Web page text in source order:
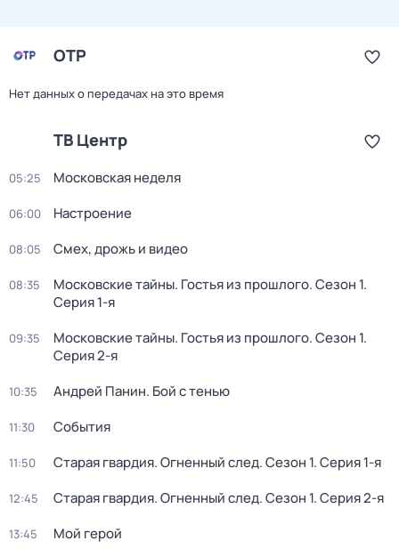
ОТР
Нет данных о передачах на это время
ТВ Центр
05:25 Московская неделя
06:00 Настроение
08:05 Смех, дрожь и видео
08:35 Московские тайны. Гостья из прошлого. Сезон 1.
Серия 1-я
09:35 Московские тайны. Гостья из прошлого. Сезон 1.
Серия 2-я
10:35 Андрей Панин. Бой с тенью
11:30 События
11:50 Старая гвардия. Огненный след. Сезон 1. Серия 1-я
12:45 Старая гвардия. Огненный след. Сезон 1. Серия 2-я
13:45 Мой герой